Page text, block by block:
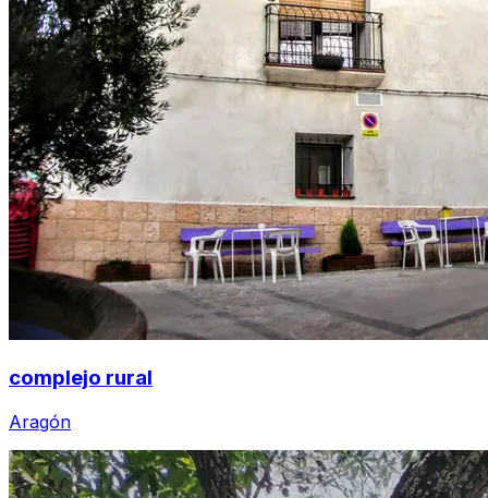
complejo rural
Aragón